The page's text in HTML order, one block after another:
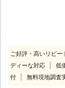
ご好評・高いリピー
ディーな対応
低
付
無料現地調査